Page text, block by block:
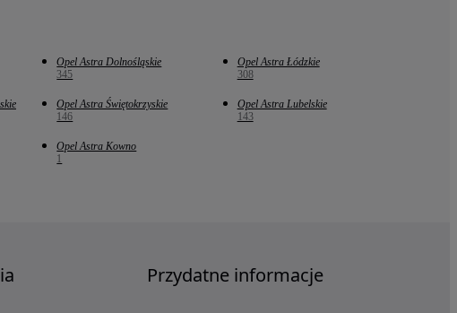
Opel Astra Dolnośląskie
345
Opel Astra Łódzkie
308
Opel Astra Świętokrzyskie
146
Opel Astra Lubelskie
143
Opel Astra Kowno
1
Przydatne informacje